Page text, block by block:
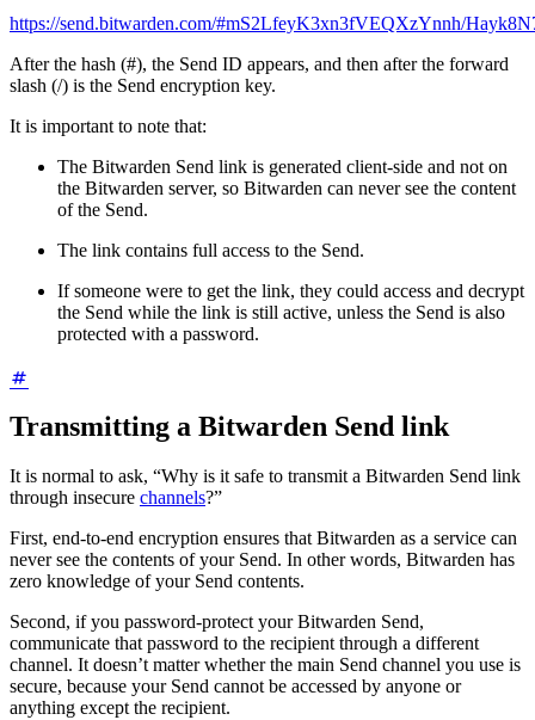
https://send.bitwarden.com/#mS2LfeyK3xn3fVEQXzYnnh/
After the hash (#), the Send ID appears, and then after the forward
slash (/) is the Send encryption key.
It is important to note that:
The Bitwarden Send link is generated client-side and not on
the Bitwarden server, so Bitwarden can never see the content
of the Send.
The link contains full access to the Send.
If someone were to get the link, they could access and decrypt
the Send while the link is still active, unless the Send is also
protected with a password.
Transmitting a Bitwarden Send link
It is normal to ask, “Why is it safe to transmit a Bitwarden Send link
through insecure channels?”
First, end-to-end encryption ensures that Bitwarden as a service can
never see the contents of your Send. In other words, Bitwarden has
zero knowledge of your Send contents.
Second, if you password-protect your Bitwarden Send,
communicate that password to the recipient through a different
channel. It doesn’t matter whether the main Send channel you use is
secure, because your Send cannot be accessed by anyone or
anything except the recipient.